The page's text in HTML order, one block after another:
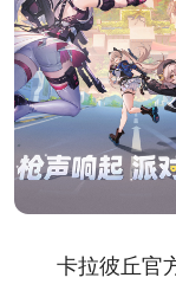
卡拉彼丘官